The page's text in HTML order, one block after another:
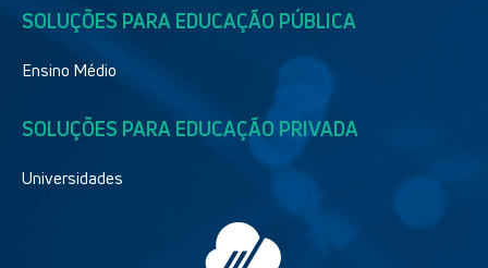
SOLUÇÕES PARA EDUCAÇÃO PÚBLICA
Ensino Médio
SOLUÇÕES PARA EDUCAÇÃO PRIVADA
Universidades